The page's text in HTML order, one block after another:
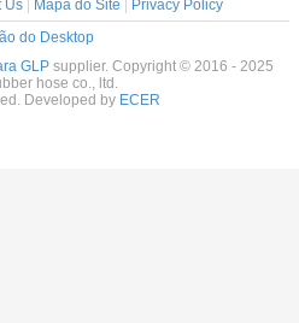
Us Mapa do Site
Privacy Policy
do Desktop
GLP supplier. Copyright © 2016 - 2025
hose co., ltd.
Developed by ECER